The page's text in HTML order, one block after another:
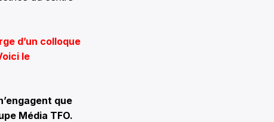
d’un colloque
le
que
Média TFO.